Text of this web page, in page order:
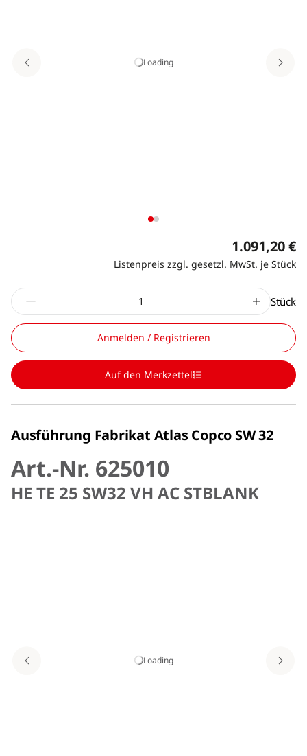
Loading
1.091,20 €
Listenpreis zzgl. gesetzl. MwSt. je Stück
Stück
Anmelden / Registrieren
Auf den Merkzettel
Ausführung Fabrikat Atlas Copco SW 32
Art.-Nr. 625010
HE TE 25 SW32 VH AC STBLANK
Loading